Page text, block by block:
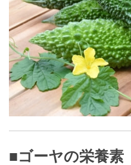
■ゴーヤの栄養素